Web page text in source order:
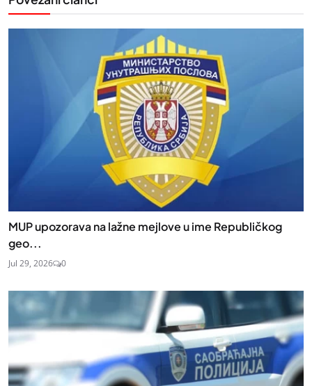
MUP upozorava na lažne mejlove u ime Republičkog
geo...
Jul 29, 2026 0